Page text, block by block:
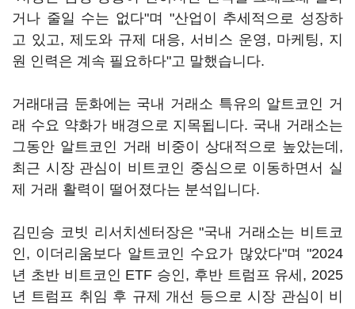
거나 줄일 수는 없다"며 "산업이 추세적으로 성장하
고 있고, 제도와 규제 대응, 서비스 운영, 마케팅, 지
원 인력은 계속 필요하다"고 말했습니다.
거래대금 둔화에는 국내 거래소 특유의 알트코인 거
래 수요 약화가 배경으로 지목됩니다. 국내 거래소는
그동안 알트코인 거래 비중이 상대적으로 높았는데,
최근 시장 관심이 비트코인 중심으로 이동하면서 실
제 거래 활력이 떨어졌다는 분석입니다.
김민승 코빗 리서치센터장은 "국내 거래소는 비트코
인, 이더리움보다 알트코인 수요가 많았다"며 "2024
년 초반 비트코인 ETF 승인, 후반 트럼프 유세, 2025
년 트럼프 취임 후 규제 개선 등으로 시장 관심이 비